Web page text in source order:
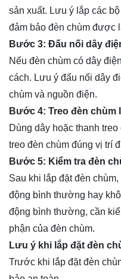
sản xuất. Lưu ý lắp các
đảm bảo đèn chùm được
Bước 3: Đấu nối dây
Nếu đèn chùm có dây
cách. Lưu ý đấu nối dây
chùm và nguồn điện.
Bước 4: Treo đèn chùm
Dùng dây hoặc thanh
treo đèn chùm đúng vị trí
Bước 5: Kiểm tra đèn
Sau khi lắp đặt đèn
động bình thường hay
động bình thường, cần
phận của đèn chùm.
Lưu ý khi lắp đặt đèn
Trước khi lắp đặt đèn